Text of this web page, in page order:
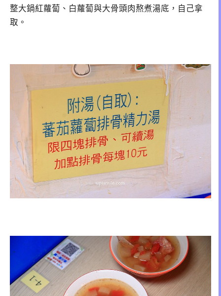
整大鍋紅蘿蔔、白蘿蔔與大骨頭肉熬煮湯底，自己拿
取。